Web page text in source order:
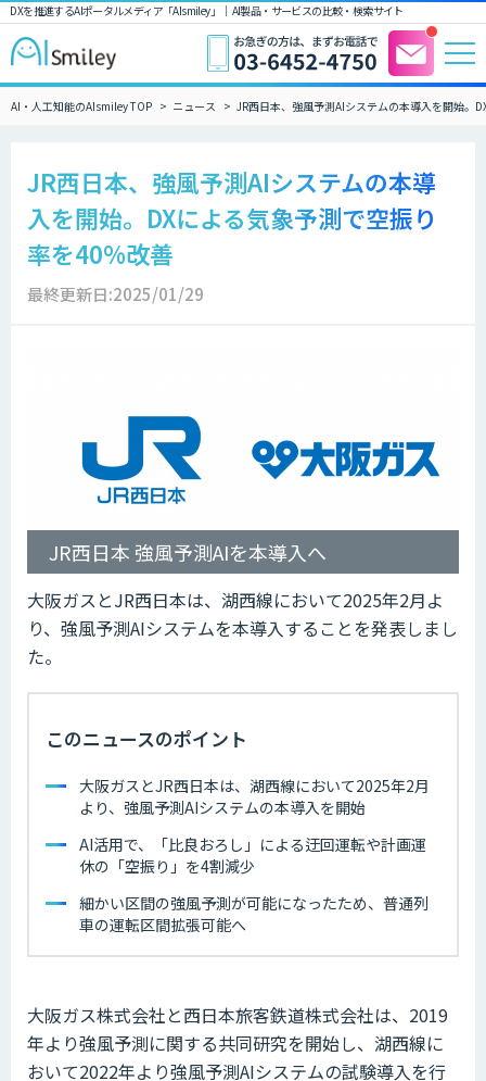
DXを推進するAIポータルメディア「AIsmiley」｜ AI製品・サービスの比較・検索サイト
AI・人工知能のAIsmiley TOP ニュース JR西日本、強風予測AIシステムの本導入を開始。
JR西日本、強風予測AIシステムの本導
入を開始。DXによる気象予測で空振り
率を40%改善
最終更新日:2025/01/29
JR西日本 強風予測AIを本導入へ
大阪ガスとJR西日本は、湖西線において2025年2月よ
り、強風予測AIシステムを本導入することを発表しまし
た。
このニュースのポイント
大阪ガスとJR西日本は、湖西線において2025年2月
より、強風予測AIシステムの本導入を開始
AI活用で、「比良おろし」による迂回運転や計画運
休の「空振り」を4割減少
細かい区間の強風予測が可能になったため、普通列
車の運転区間拡張可能へ
大阪ガス株式会社と西日本旅客鉄道株式会社は、2019
年より強風予測に関する共同研究を開始し、湖西線に
おいて2022年より強風予測AIシステムの試験導入を行